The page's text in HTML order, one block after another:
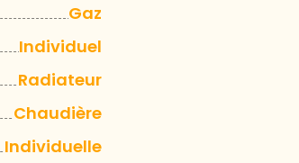
Gaz
Individuel
Radiateur
Chaudière
Individuelle